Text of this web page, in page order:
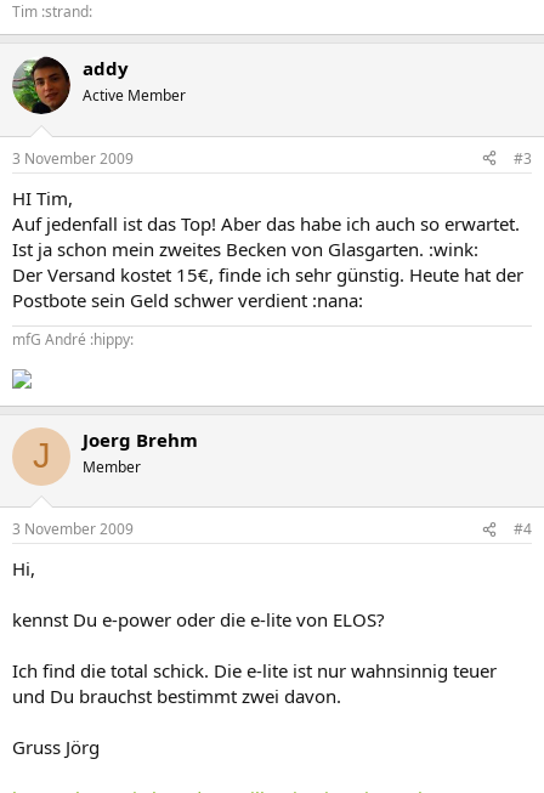
Tim :strand:
addy
Active Member
3 November 2009 #3
HI Tim,
Auf jedenfall ist das Top! Aber das habe ich auch so erwartet.
Ist ja schon mein zweites Becken von Glasgarten. :wink:
Der Versand kostet 15€, finde ich sehr günstig. Heute hat der
Postbote sein Geld schwer verdient :nana:
mfG André :hippy:
J Joerg Brehm
Member
3 November 2009 #4
Hi,
kennst Du e-power oder die e-lite von ELOS?
Ich find die total schick. Die e-lite ist nur wahnsinnig teuer
und Du brauchst bestimmt zwei davon.
Gruss Jörg